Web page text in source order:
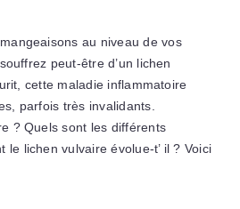
au niveau de vos
peut-être d’un lichen
cette maladie inflammatoire
parfois très invalidants.
? Quels sont les différents
le lichen vulvaire évolue-t’ il ? Voici